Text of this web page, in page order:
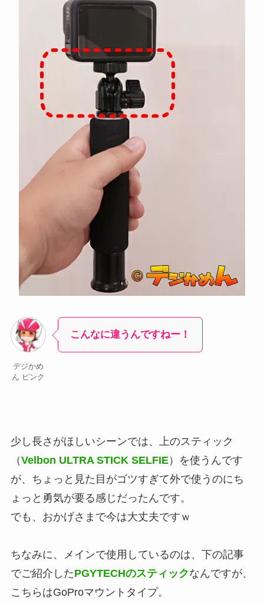
デジかめ
ん ピンク
こんなに違うんですねー！
少し長さがほしいシーンでは、上のスティック
（Velbon ULTRA STICK SELFIE）を使うんです
が、ちょっと見た目がゴツすぎて外で使うのにち
ょっと勇気が要る感じだったんです。
でも、おかげさまで今は大丈夫ですｗ
ちなみに、メインで使用しているのは、下の記事
でご紹介したPGYTECHのスティックなんですが、
こちらはGoProマウントタイプ。